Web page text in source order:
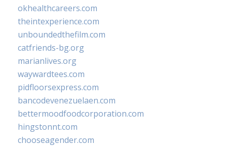
okhealthcareers.com
theintexperience.com
unboundedthefilm.com
catfriends-bg.org
marianlives.org
waywardtees.com
pidfloorsexpress.com
bancodevenezuelaen.com
bettermoodfoodcorporation.com
hingstonnt.com
chooseagender.com